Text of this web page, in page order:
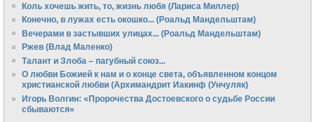
Коль хочешь жить, то, жизнь любя (Лариса Миллер)
Конечно, в лужах есть окошко... (Роальд Мандельштам)
Вечерами в застывших улицах... (Роальд Мандельштам)
Ржев (Влад Маленко)
Талант и Злоба – пагубный союз...
О любви Божией к нам и о конце света, объявленном концом
христианской любви (Архимандрит Иакинф (Унчуляк)
Игорь Волгин: «Пророчества Достоевского о судьбе России
сбываются»